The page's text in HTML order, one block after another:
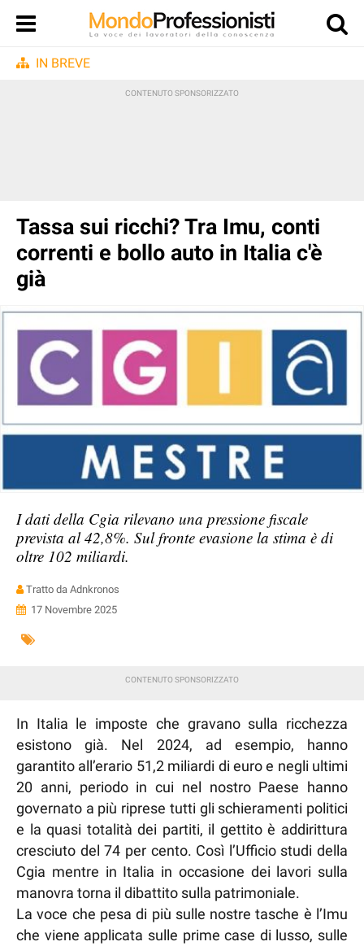
IN BREVE
Tassa sui ricchi? Tra Imu, conti
correnti e bollo auto in Italia c'è
già
I dati della Cgia rilevano una pressione fiscale
prevista al 42,8%. Sul fronte evasione la stima è di
oltre 102 miliardi.
Tratto da Adnkronos
17 Novembre 2025
In Italia le imposte che gravano sulla ricchezza
esistono già. Nel 2024, ad esempio, hanno
garantito all’erario 51,2 miliardi di euro e negli ultimi
20 anni, periodo in cui nel nostro Paese hanno
governato a più riprese tutti gli schieramenti politici
e la quasi totalità dei partiti, il gettito è addirittura
cresciuto del 74 per cento. Così l’Ufficio studi della
Cgia mentre in Italia in occasione dei lavori sulla
manovra torna il dibattito sulla patrimoniale.
La voce che pesa di più sulle nostre tasche è l’Imu
che viene applicata sulle prime case di lusso, sulle